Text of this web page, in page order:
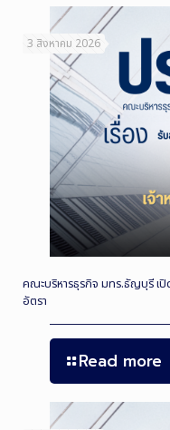
3 สิงหาคม 2026
คณะบริหารธุรกิจ มทร.ธัญบุรี เปิ
อัตรา
Read more